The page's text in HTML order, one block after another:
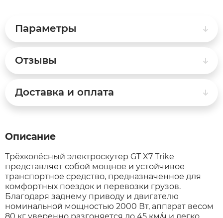
Syccyba
Wenbo
White
Параметры
Отзывы
Доставка и оплата
Описание
Трёхколёсный электроскутер GT X7 Trike
представляет собой мощное и устойчивое
транспортное средство, предназначенное для
комфортных поездок и перевозки грузов.
Благодаря заднему приводу и двигателю
номинальной мощностью 2000 Вт, аппарат весом